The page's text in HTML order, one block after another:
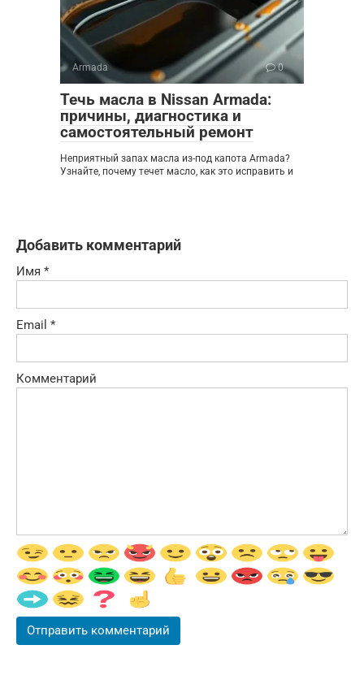
Armada 0
Течь масла в Nissan Armada:
причины, диагностика и
самостоятельный ремонт
Неприятный запах масла из-под капота Armada?
Узнайте, почему течет масло, как это исправить и
Добавить комментарий
Имя *
Email *
Комментарий